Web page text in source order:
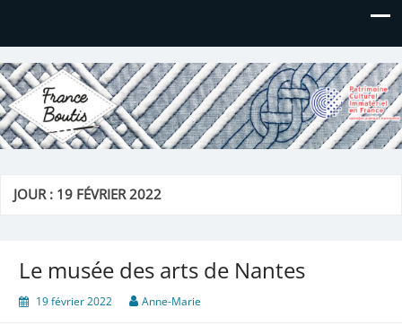
France Boutis
Le site de France Boutis
JOUR : 19 FÉVRIER 2022
Le musée des arts de Nantes
19 février 2022 Anne-Marie